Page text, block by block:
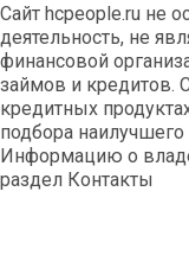
Сайт hcpeople.ru не
деятельность, не
финансовой
займов и кредитов.
кредитных
подбора наилучшего
Информацию о
раздел Контакты